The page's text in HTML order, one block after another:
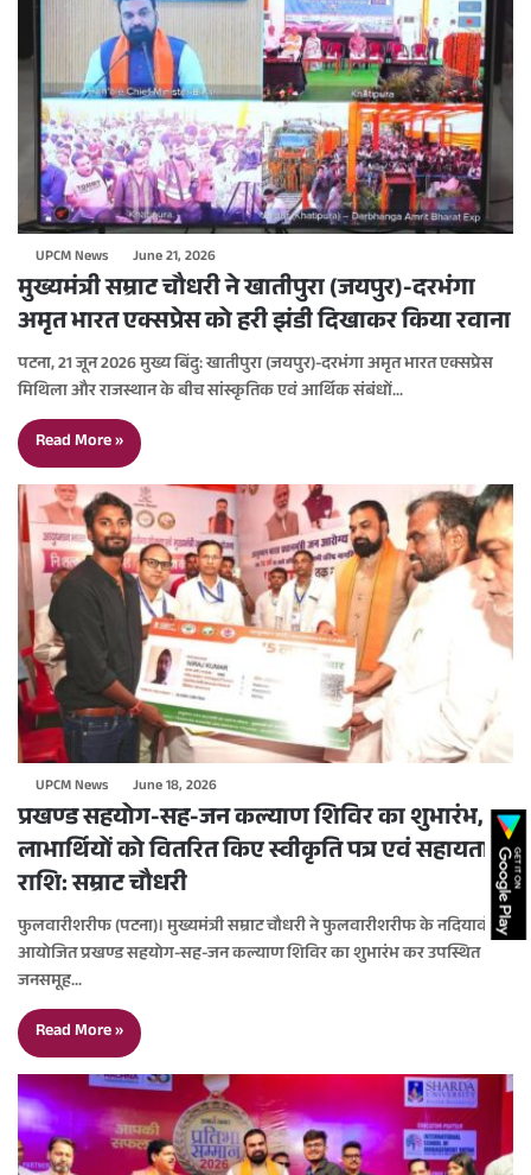
UPCM News June 21, 2026
मुख्यमंत्री सम्राट चौधरी ने खातीपुरा (जयपुर)-दरभंगा
अमृत भारत एक्सप्रेस को हरी झंडी दिखाकर किया रवाना
पटना, 21 जून 2026 मुख्य बिंदु: खातीपुरा (जयपुर)-दरभंगा अमृत भारत एक्सप्रेस
मिथिला और राजस्थान के बीच सांस्कृतिक एवं आर्थिक संबंधों…
Read More »
UPCM News June 18, 2026
प्रखण्ड सहयोग-सह-जन कल्याण शिविर का शुभारंभ,
लाभार्थियों को वितरित किए स्वीकृति पत्र एवं सहायता
राशि: सम्राट चौधरी
फुलवारीशरीफ (पटना)। मुख्यमंत्री सम्राट चौधरी ने फुलवारीशरीफ के नदियावाँ में
आयोजित प्रखण्ड सहयोग-सह-जन कल्याण शिविर का शुभारंभ कर उपस्थित
जनसमूह…
Read More »